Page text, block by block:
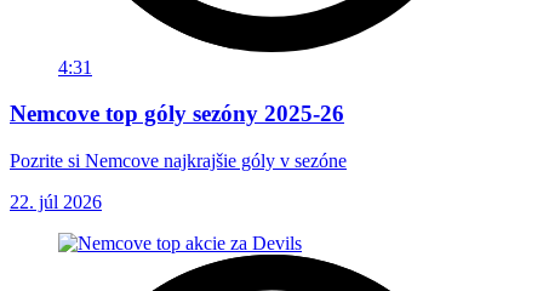
4:31
Nemcove top góly sezóny 2025-26
Pozrite si Nemcove najkrajšie góly v sezóne
22. júl 2026